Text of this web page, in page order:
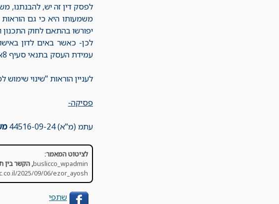
לפסק דין זה יש, להבנתנו, משמעות רחבה
יפורשו בהתאם לחוק התכנון
לכן- כאשר באים לדון
עמידת העסק בתנאי סעיף 8א1 בהתאם לחוק התכנון והבניה.
לעניין הוראות "שינוי
פסיקה-
עתמ (מ"א) 44516-09-24
לציטוט המאמר:
buslicco_wpadmin
, הקשר בין
2025/09/06/ezor_ayosh/
שתפי